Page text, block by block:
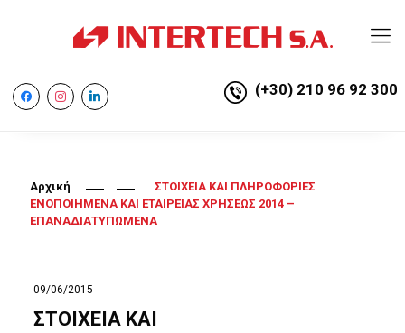
facebookinstagramlinkedin (+30) 210 96 92 300
Αρχική
ΣΤΟΙΧΕΙΑ ΚΑΙ ΠΛΗΡΟΦΟΡΙΕΣ
ΕΝΟΠΟΙΗΜΕΝΑ ΚΑΙ ΕΤΑΙΡΕΙΑΣ ΧΡΗΣΕΩΣ 2014 –
ΕΠΑΝΑΔΙΑΤΥΠΩΜΕΝΑ
09/06/2015
ΣΤΟΙΧΕΙΑ ΚΑΙ